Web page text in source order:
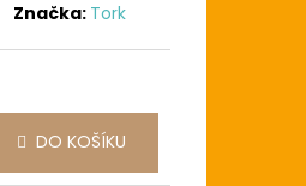
Značka: Tork
DO KOŠÍKU